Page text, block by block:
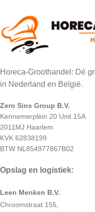
Horeca-Groothandel: Dé
in Nederland en België.
Zero Sins Group B.V.
Kennemerplein 20 Unit 15A
2011MJ Haarlem
KVK 62838199
BTW NL854977867B02
Opslag en logistiek:
Leen Menken B.V.
Chroomstraat 155,